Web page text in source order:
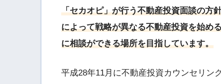
「セカオピ」が行う不動産投資面談の方
によって戦略が異なる不動産投資を始め
に相談ができる場所を目指しています。
平成28年11月に不動産投資カウンセリン